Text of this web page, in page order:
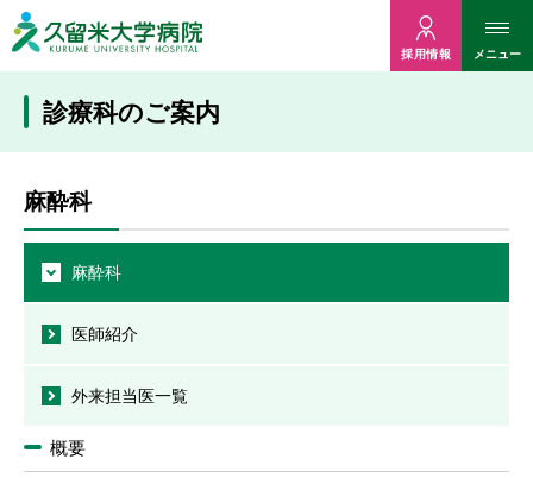
採用情報 メニュー
診療科のご案内
麻酔科
麻酔科
医師紹介
外来担当医一覧
概要